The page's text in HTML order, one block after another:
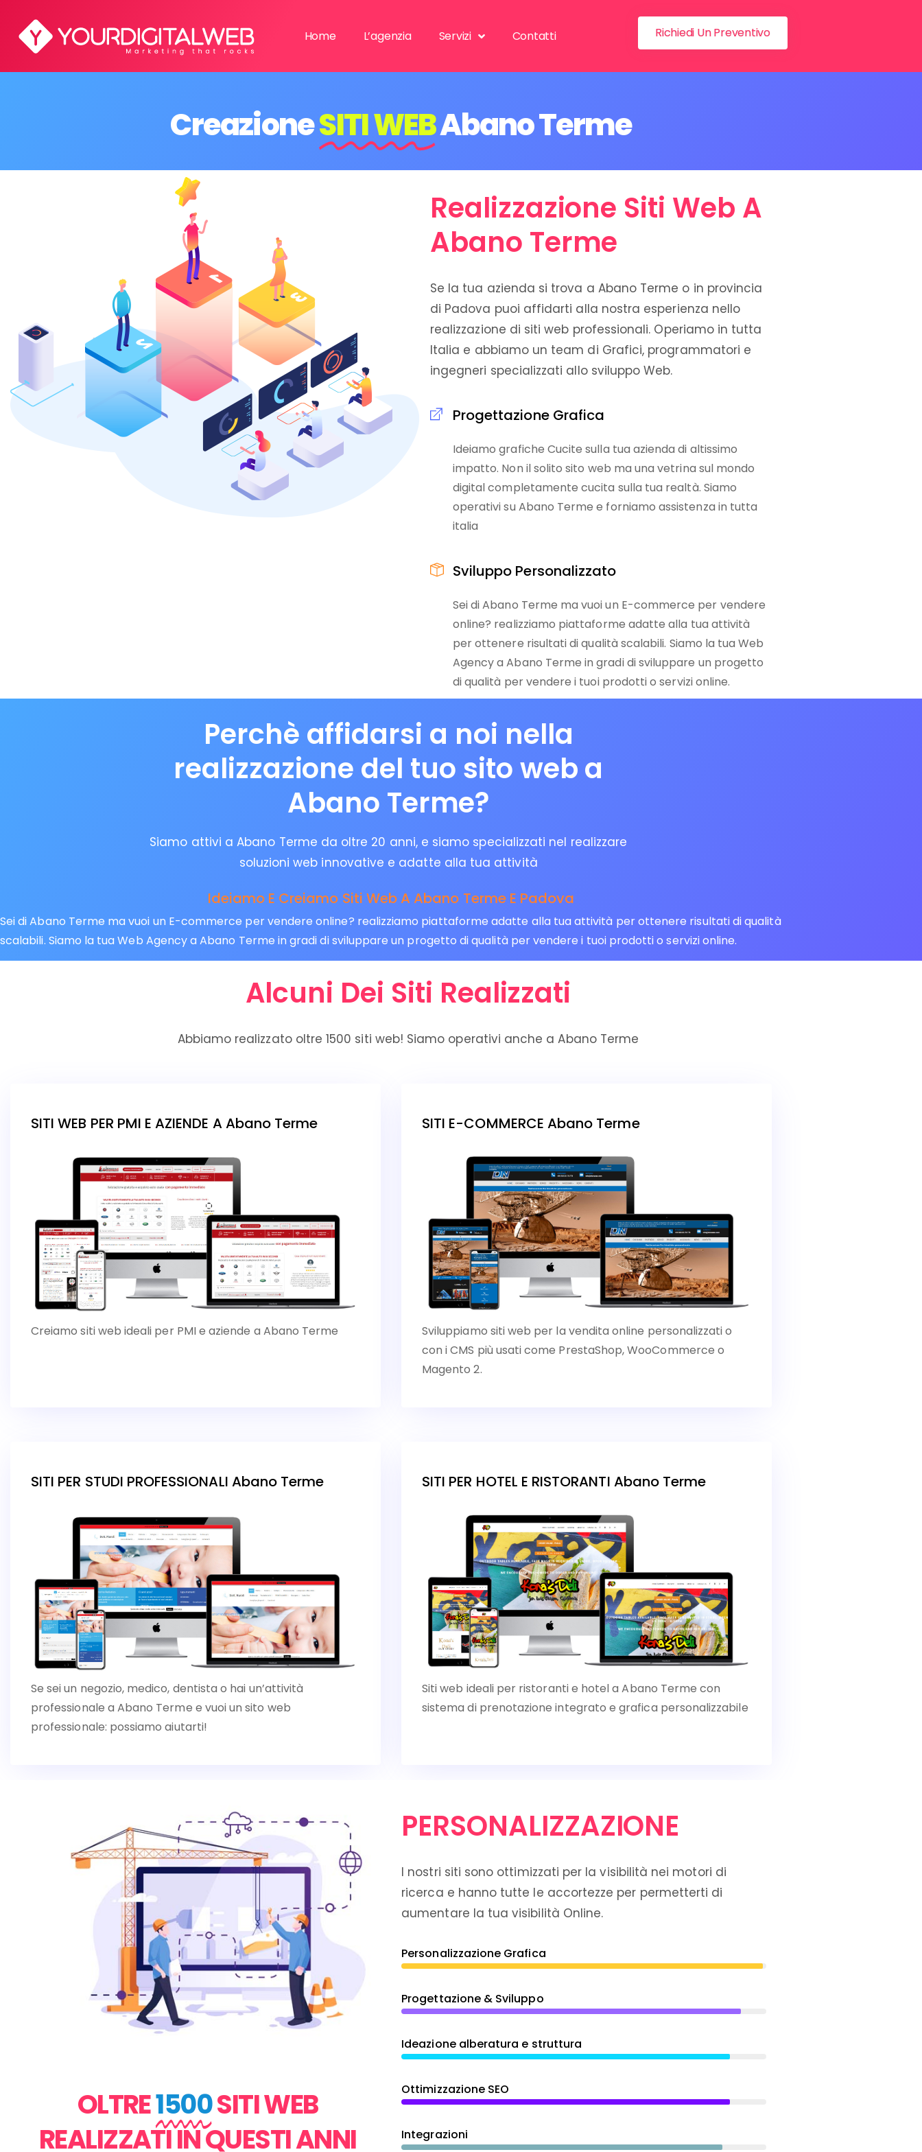
Home L’agenzia Servizi Contatti Richiedi Un Preventivo
CreazioneSITI WEBAbano Terme
Realizzazione Siti Web A
Abano Terme
Se la tua azienda si trova a Abano Terme o in provincia
di Padova puoi affidarti alla nostra esperienza nello
realizzazione di siti web professionali. Operiamo in tutta
Italia e abbiamo un team di Grafici, programmatori e
ingegneri specializzati allo sviluppo Web.
Progettazione Grafica
Ideiamo grafiche Cucite sulla tua azienda di altissimo
impatto. Non il solito sito web ma una vetrina sul mondo
digital completamente cucita sulla tua realtà. Siamo
operativi su Abano Terme e forniamo assistenza in tutta
italia
Sviluppo Personalizzato
Sei di Abano Terme ma vuoi un E-commerce per vendere
online? realizziamo piattaforme adatte alla tua attività
per ottenere risultati di qualità scalabili. Siamo la tua Web
Agency a Abano Terme in gradi di sviluppare un progetto
di qualità per vendere i tuoi prodotti o servizi online.
Perchè affidarsi a noi nella
realizzazione del tuo sito web a
Abano Terme?
Siamo attivi a Abano Terme da oltre 20 anni, e siamo specializzati nel realizzare
soluzioni web innovative e adatte alla tua attività
Ideiamo E Creiamo Siti Web A Abano Terme E Padova
Sei di Abano Terme ma vuoi un E-commerce per vendere online? realizziamo piattaforme adatte alla tua attività per ottenere risultati di qualità
scalabili. Siamo la tua Web Agency a Abano Terme in gradi di sviluppare un progetto di qualità per vendere i tuoi prodotti o servizi online.
Alcuni Dei Siti Realizzati
Abbiamo realizzato oltre 1500 siti web! Siamo operativi anche a Abano Terme
SITI WEB PER PMI E AZIENDE A Abano Terme
Creiamo siti web ideali per PMI e aziende a Abano Terme
SITI E-COMMERCE Abano Terme
Sviluppiamo siti web per la vendita online personalizzati o
con i CMS più usati come PrestaShop, WooCommerce o
Magento 2.
SITI PER STUDI PROFESSIONALI Abano Terme
Se sei un negozio, medico, dentista o hai un’attività
professionale a Abano Terme e vuoi un sito web
professionale: possiamo aiutarti!
SITI PER HOTEL E RISTORANTI Abano Terme
Siti web ideali per ristoranti e hotel a Abano Terme con
sistema di prenotazione integrato e grafica personalizzabile
OLTRE1500SITI WEB
REALIZZATI IN QUESTI ANNI
PERSONALIZZAZIONE
I nostri siti sono ottimizzati per la visibilità nei motori di
ricerca e hanno tutte le accortezze per permetterti di
aumentare la tua visibilità Online.
Personalizzazione Grafica
Progettazione & Sviluppo
Ideazione alberatura e struttura
Ottimizzazione SEO
Integrazioni